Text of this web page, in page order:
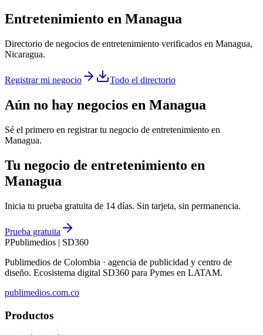
Entretenimiento en Managua
Directorio de negocios de entretenimiento verificados en Managua,
Nicaragua.
Registrar mi negocio Todo el directorio
Aún no hay negocios en Managua
Sé el primero en registrar tu negocio de entretenimiento en
Managua.
Tu negocio de entretenimiento en
Managua
Inicia tu prueba gratuita de 14 días. Sin tarjeta, sin permanencia.
Prueba gratuita
PPublimedios | SD360
Publimedios de Colombia · agencia de publicidad y centro de
diseño. Ecosistema digital SD360 para Pymes en LATAM.
publimedios.com.co
Productos